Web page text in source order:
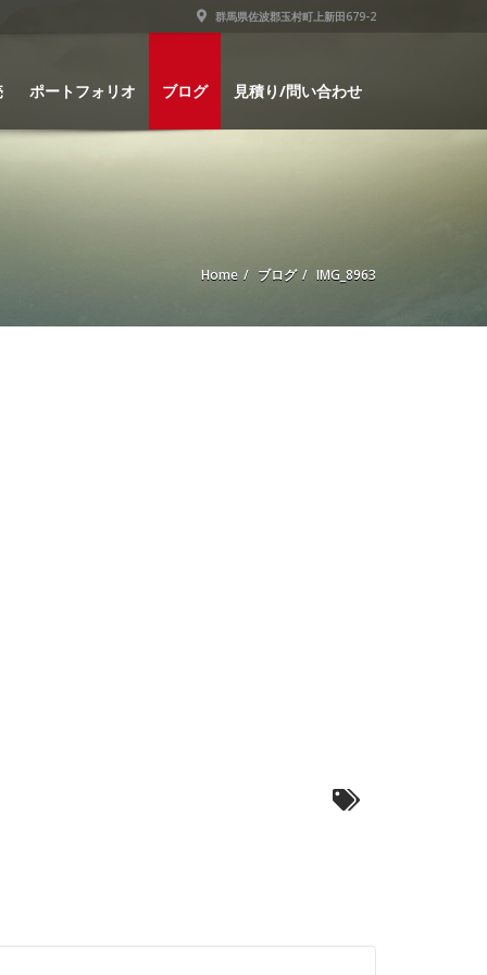
群馬県佐波郡玉村町上新田679-2
ポートフォリオ ブログ 見積り/問い合わせ
Home ブログ IMG_8963